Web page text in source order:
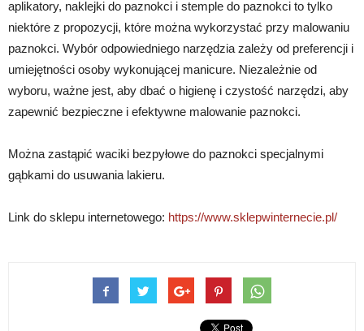
aplikatory, naklejki do paznokci i stemple do paznokci to tylko
niektóre z propozycji, które można wykorzystać przy malowaniu
paznokci. Wybór odpowiedniego narzędzia zależy od preferencji i
umiejętności osoby wykonującej manicure. Niezależnie od
wyboru, ważne jest, aby dbać o higienę i czystość narzędzi, aby
zapewnić bezpieczne i efektywne malowanie paznokci.
Można zastąpić waciki bezpyłowe do paznokci specjalnymi
gąbkami do usuwania lakieru.
Link do sklepu internetowego: https://www.sklepwinternecie.pl/